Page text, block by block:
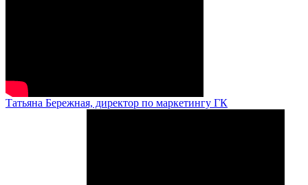
Татьяна Бережная, директор по маркетингу ГК